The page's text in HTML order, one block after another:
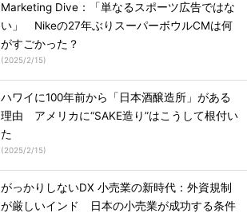
Marketing Dive：「単なるスポーツ広告ではな
い」 Nikeの27年ぶりスーパーボウルCMは何
がすごかった？
(2025/2/15)
ハワイに100年前から「日本酒醸造所」がある
理由 アメリカに“SAKE造り”はこうして根付い
た
(2025/2/15)
がっかりしないDX 小売業の新時代：外資規制
が厳しいインド 日本の小売業が成功する条件